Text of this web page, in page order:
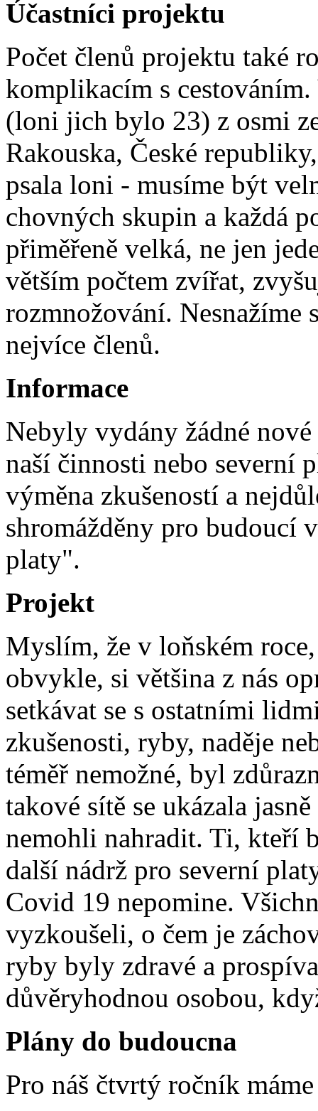
Účastníci projektu
Počet členů projektu také
komplikacím s cestováním.
(loni jich bylo 23) z osmi
Rakouska, České
psala loni - musíme být
chovných skupin a každá
přiměřeně velká, ne jen
větším počtem zvířat,
rozmnožování. Nesnažíme
nejvíce členů.
Informace
Nebyly vydány žádné
naší činnosti nebo severní
výměna zkušeností a
shromážděny pro budoucí
platy".
Projekt
Myslím, že v loňském
obvykle, si většina z nás
setkávat se s ostatními
zkušenosti, ryby, naděje
téměř nemožné, byl
takové sítě se ukázala
nemohli nahradit. Ti, kteří
další nádrž pro severní
Covid 19 nepomine.
vyzkoušeli, o čem je
ryby byly zdravé a
důvěryhodnou osobou,
Plány do budoucna
Pro náš čtvrtý ročník